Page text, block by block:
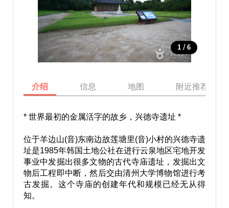
1 / 6
介绍 信息 地图 附近推荐景点
* 世界最初的金属活字的故乡，兴德寺遗址 *
位于羊边山(音)东南边故莲塘里(音)小村的兴德寺遗
址是1985年韩国土地公社在进行云泉地区宅地开发
事业中发掘出很多文物的古代寺庙遗址，发掘出文
物后工程即中断，然后交由清州大学博物馆进行考
古发掘。这个寺庙的创建年代和规模已经无从得
知。